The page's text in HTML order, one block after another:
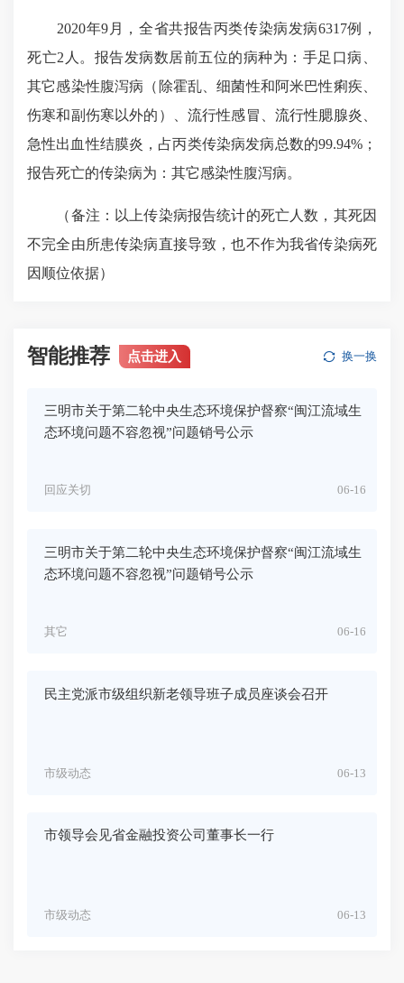
2020年9月，全省共报告丙类传染病发病6317例，
死亡2人。报告发病数居前五位的病种为：手足口病、
其它感染性腹泻病（除霍乱、细菌性和阿米巴性痢疾、
伤寒和副伤寒以外的）、流行性感冒、流行性腮腺炎、
急性出血性结膜炎，占丙类传染病发病总数的99.94%；
报告死亡的传染病为：其它感染性腹泻病。
（备注：以上传染病报告统计的死亡人数，其死因
不完全由所患传染病直接导致，也不作为我省传染病死
因顺位依据）
智能推荐 点击进入 换一换
三明市关于第二轮中央生态环境保护督察“闽江流域生
态环境问题不容忽视”问题销号公示
06-16
回应关切
三明市关于第二轮中央生态环境保护督察“闽江流域生
态环境问题不容忽视”问题销号公示
06-16
其它
民主党派市级组织新老领导班子成员座谈会召开
06-13
市级动态
市领导会见省金融投资公司董事长一行
06-13
市级动态